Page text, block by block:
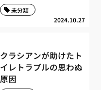
2024.10.27
未分類
クラシアンが助けたト
イレトラブルの思わぬ
原因